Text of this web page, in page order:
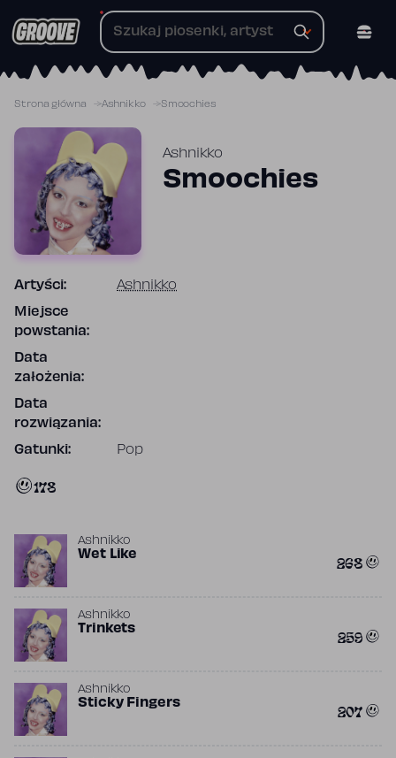
do
Strona główna Ashnikko Smoochies
Ashnikko
Smoochies
Artyści: Ashnikko
Miejsce
powstania:
Data
założenia:
Data
rozwiązania:
Gatunki: Pop
178
Ashnikko
Wet Like 268
Ashnikko
Trinkets 259
Ashnikko
Sticky Fingers 207